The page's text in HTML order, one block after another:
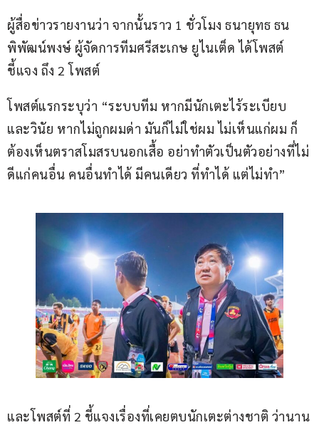
ผู้สื่อข่าวรายงานว่า จากนั้นราว 1 ชั่วโมง ธนายุทธ ธน
พิพัฒน์พงษ์ ผู้จัดการทีมศรีสะเกษ ยูไนเต็ด ได้โพสต์
ชี้แจง ถึง 2 โพสต์
โพสต์แรกระบุว่า “ระบบทีม หากมีนักเตะไร้ระเบียบ
และวินัย หากไม่ถูกผมด่า มันก็ไม่ใช่ผม ไม่เห็นแก่ผม ก็
ต้องเห็นตราสโมสรบนอกเสื้อ อย่าทำตัวเป็นตัวอย่างที่ไม่
ดีแก่คนอื่น คนอื่นทำได้ มีคนเดียว ที่ทำได้ แต่ไม่ทำ”
และโพสต์ที่ 2 ชี้แจงเรื่องที่เคยตบนักเตะต่างชาติ ว่านาน